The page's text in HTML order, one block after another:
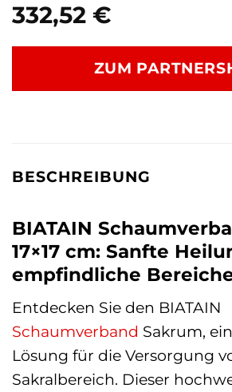
332,52 €
ZUM
BESCHREIBUNG
BIATAIN
17×17 cm: Sanfte
empfindliche
Entdecken Sie den BIATAIN
Schaumverband Sakrum,
Lösung für die Versorgung
Sakralbereich. Dieser